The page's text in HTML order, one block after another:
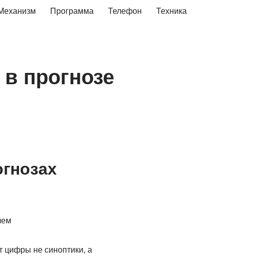
Программа Телефон
Техника
прогнозе
цифры не синоптики, а